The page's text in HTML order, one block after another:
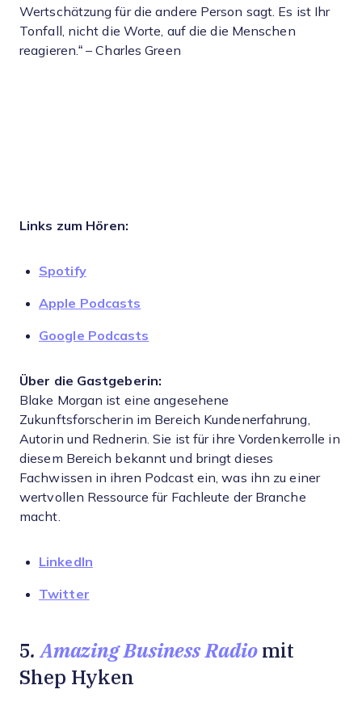
Wertschätzung für die andere Person sagt. Es ist Ihr
Tonfall, nicht die Worte, auf die die Menschen
reagieren.“ – Charles Green
Links zum Hören:
Spotify
Apple Podcasts
Google Podcasts
Über die Gastgeberin:
Blake Morgan ist eine angesehene
Zukunftsforscherin im Bereich Kundenerfahrung,
Autorin und Rednerin. Sie ist für ihre Vordenkerrolle in
diesem Bereich bekannt und bringt dieses
Fachwissen in ihren Podcast ein, was ihn zu einer
wertvollen Ressource für Fachleute der Branche
macht.
LinkedIn
Twitter
5.Amazing Business Radiomit
Shep Hyken